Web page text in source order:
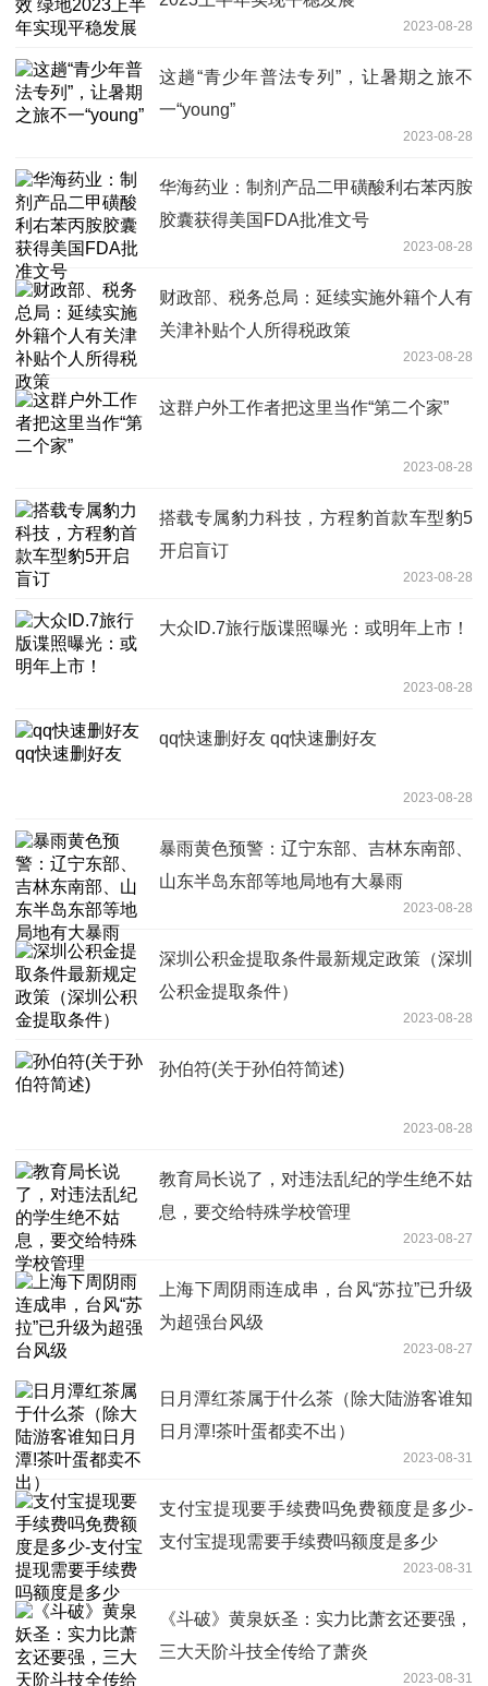
2023-08-28
这趟“青少年普法专列”，让暑期之旅不
一“young”
2023-08-28
华海药业：制剂产品二甲磺酸利右苯丙胺
胶囊获得美国FDA批准文号
2023-08-28
财政部、税务总局：延续实施外籍个人有
关津补贴个人所得税政策
2023-08-28
这群户外工作者把这里当作“第二个家”
2023-08-28
搭载专属豹力科技，方程豹首款车型豹5
开启盲订
2023-08-28
大众ID.7旅行版谍照曝光：或明年上市！
2023-08-28
qq快速删好友 qq快速删好友
2023-08-28
暴雨黄色预警：辽宁东部、吉林东南部、
山东半岛东部等地局地有大暴雨
2023-08-28
深圳公积金提取条件最新规定政策（深圳
公积金提取条件）
2023-08-28
孙伯符(关于孙伯符简述)
2023-08-28
教育局长说了，对违法乱纪的学生绝不姑
息，要交给特殊学校管理
2023-08-27
上海下周阴雨连成串，台风“苏拉”已升级
为超强台风级
2023-08-27
日月潭红茶属于什么茶（除大陆游客谁知
日月潭!茶叶蛋都卖不出）
2023-08-31
支付宝提现要手续费吗免费额度是多少-
支付宝提现需要手续费吗额度是多少
2023-08-31
《斗破》黄泉妖圣：实力比萧玄还要强，
三大天阶斗技全传给了萧炎
2023-08-31